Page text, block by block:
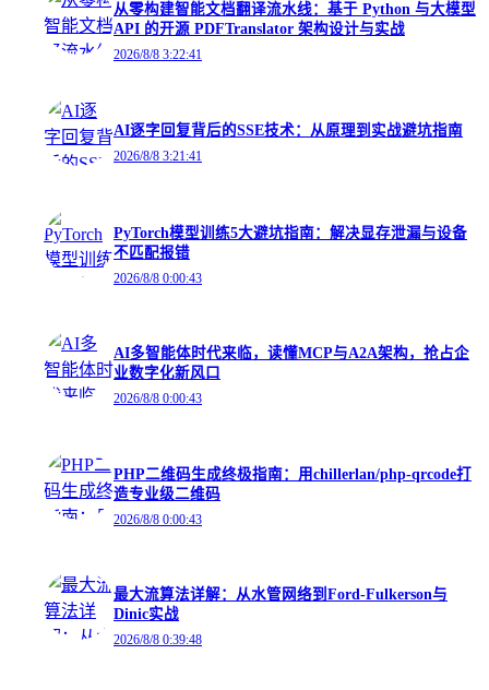
从零构建智能文档翻译流水线：基于 Python 与大模型
API 的开源 PDFTranslator 架构设计与实战
2026/8/8 3:22:41
AI逐字回复背后的SSE技术：从原理到实战避坑指南
2026/8/8 3:21:41
PyTorch模型训练5大避坑指南：解决显存泄漏与设备
不匹配报错
2026/8/8 0:00:43
AI多智能体时代来临，读懂MCP与A2A架构，抢占企
业数字化新风口
2026/8/8 0:00:43
PHP二维码生成终极指南：用chillerlan/php-qrcode打
造专业级二维码
2026/8/8 0:00:43
最大流算法详解：从水管网络到Ford-Fulkerson与
Dinic实战
2026/8/8 0:39:48